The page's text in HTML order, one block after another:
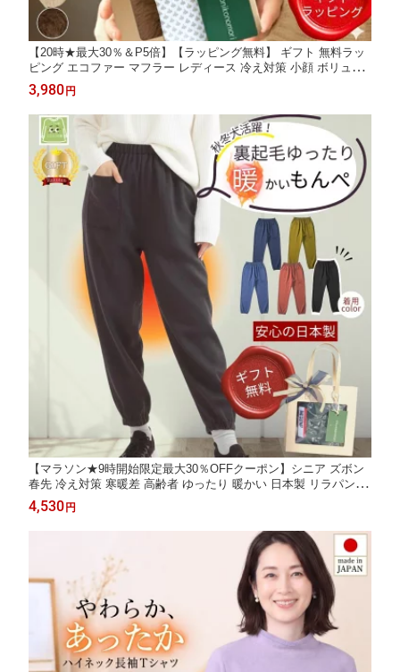
【20時★最大30％＆P5倍】【ラッピング無料】 ギフト 無料ラッ
ピング エコファー マフラー レディース 冷え対策 小顔 ボリュー
ム ティペット フェイクファー もこもこ 暖かい ふわふわ 着脱簡
単 ネックウォーマー 秋冬
3,980 円
【マラソン★9時開始限定最大30％OFFクーポン】シニア ズボン
春先 冷え対策 寒暖差 高齢者 ゆったり 暖かい 日本製 リラパン デ
イサービス 施設着 母 おばあちゃん プレゼント 服 70代 80代 90
代 ウエストゴム 足首ゴム 前ポケット 婦人 部屋着 もんぺ 女性 裏
4,530 円